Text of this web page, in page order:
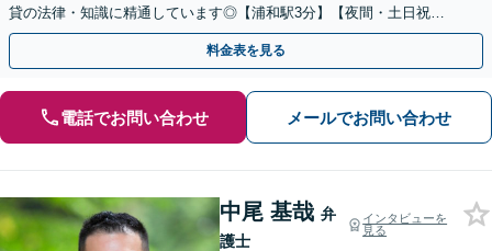
貸の法律・知識に精通しています◎【浦和駅3分】【夜間・土日祝面
談可】
料金表を見る
電話でお問い合わせ メールでお問い合わせ
中尾 基哉 弁
護士
インタビューを
見る